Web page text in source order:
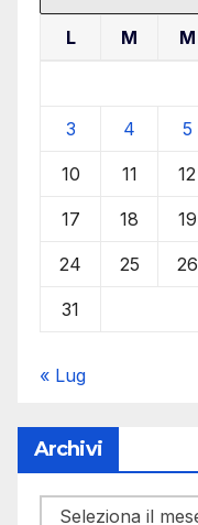
L M M
3 4 5
10 11 12
17 18 19
24 25 26
31
« Lug
Archivi
Archivi